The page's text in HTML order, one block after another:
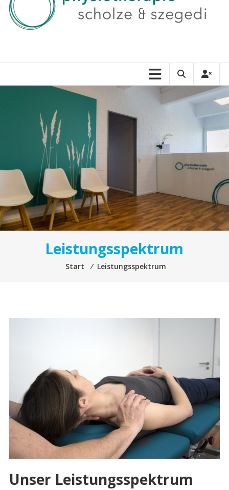
Leistungsspektrum
Start ⁄ Leistungsspektrum
Unser Leistungsspektrum